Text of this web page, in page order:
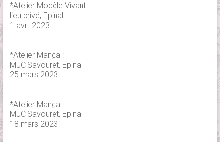
*Atelier Modèle Vivant :
lieu privé, Epinal
1 avril 2023
*Atelier Manga :
MJC Savouret, Epinal
25 mars 2023
*Atelier Manga :
MJC Savouret, Epinal
18 mars 2023